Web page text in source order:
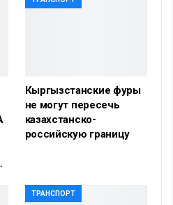
Кыргызстанские фуры
не могут пересечь
казахстанско-
российскую границу
ТРАНСПОРТ